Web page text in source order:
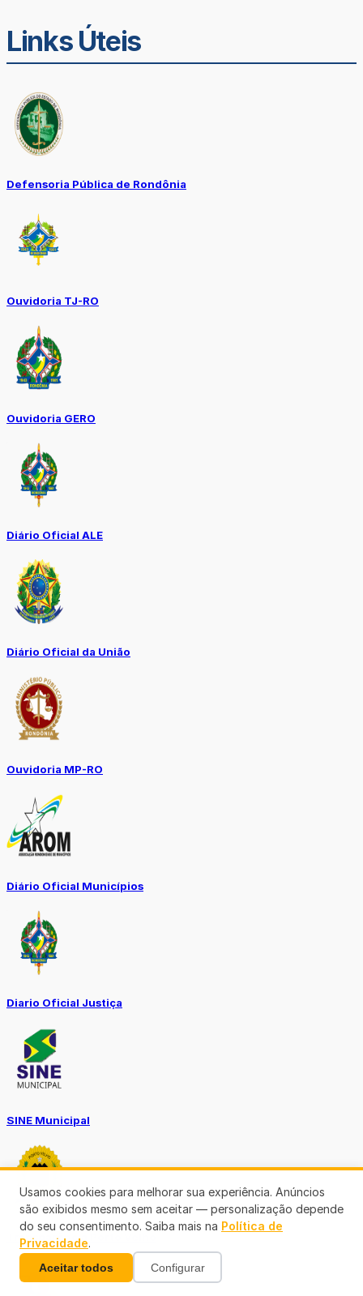
Links Úteis
Defensoria Pública de Rondônia
Ouvidoria TJ-RO
Ouvidoria GERO
Diário Oficial ALE
Diário Oficial da União
Ouvidoria MP-RO
Diário Oficial Municípios
Diario Oficial Justiça
SINE Municipal
Transparência Porto Velho
Usamos cookies para melhorar sua experiência. Anúncios
são exibidos mesmo sem aceitar — personalização depende
do seu consentimento. Saiba mais na Política de
Privacidade.
Aceitar todos Configurar